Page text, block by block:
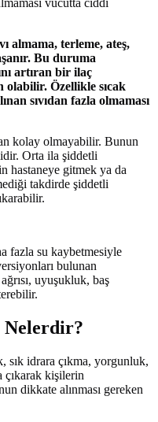
almama, terleme, ateş,
Bu duruma
artıran bir ilaç
olabilir. Özellikle sıcak
sıvıdan fazla olmaması
kolay olmayabilir. Bunun
Orta ila şiddetli
hastaneye gitmek ya da
takdirde şiddetli
fazla su kaybetmesiyle
bulunan
uyuşukluk, baş
sık idrara çıkma, yorgunluk,
çıkarak kişilerin
dikkate alınması gereken